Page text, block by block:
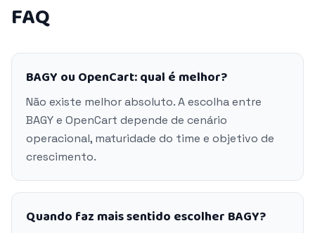
FAQ
BAGY ou OpenCart: qual é melhor?
Não existe melhor absoluto. A escolha entre
BAGY e OpenCart depende de cenário
operacional, maturidade do time e objetivo de
crescimento.
Quando faz mais sentido escolher BAGY?